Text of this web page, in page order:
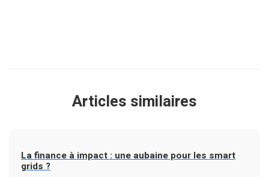
Articles similaires
La finance à impact : une aubaine pour les smart
grids ?